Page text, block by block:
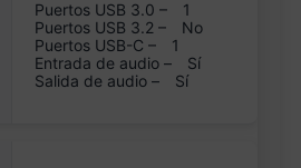
Puertos USB 3.0 –
1
Puertos USB 3.2 –
No
Puertos USB-C –
1
Entrada de audio –
Sí
Salida de audio –
Sí